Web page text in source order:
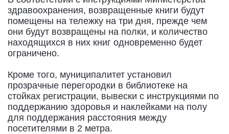
здравоохранения, возвращенные книги будут
помещены на тележку на три дня, прежде чем
они будут возвращены на полки, и количество
находящихся в них книг одновременно будет
ограничено.
Кроме того, муниципалитет установил
прозрачные перегородки в библиотеке на
стойках регистрации, вывески с инструкциями по
поддержанию здоровья и наклейками на полу
для поддержания расстояния между
посетителями в 2 метра.